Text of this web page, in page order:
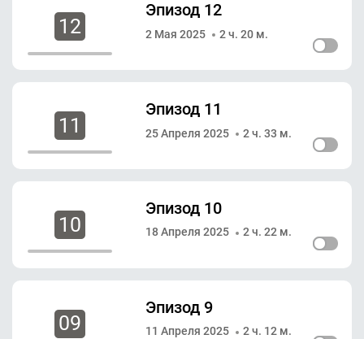
12
Эпизод 12
2 Мая 2025 2 ч. 20 м.
11
Эпизод 11
25 Апреля 2025 2 ч. 33 м.
10
Эпизод 10
18 Апреля 2025 2 ч. 22 м.
09
Эпизод 9
11 Апреля 2025 2 ч. 12 м.